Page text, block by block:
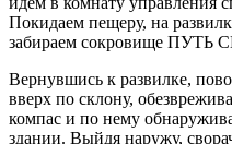
Покидаем пещеру, на
забираем сокровище ПУТЬ
Вернувшись к развилке,
вверх по склону,
компас и по нему
здании. Выйдя наружу,